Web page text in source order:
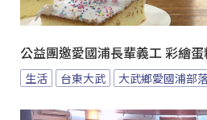
公益團邀愛國浦長輩義工 彩繪
生活 台東大武 大武鄉愛國浦部